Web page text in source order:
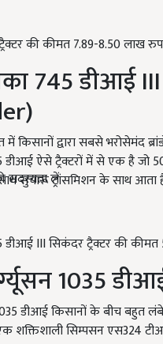
सदस्यता लें
की कीमत 7.89-8.50 लाख
745 डीआई
में किसानों द्वारा सबसे भरोसेमंद
डीआई ऐसे ट्रैक्टरों में से एक है जो
सुचारू ट्रांसमिशन के साथ
डीआई III सिकंदर ट्रैक्टर की
1035
डीआई किसानों के बीच बहुत
शक्तिशाली सिम्पसन एस324